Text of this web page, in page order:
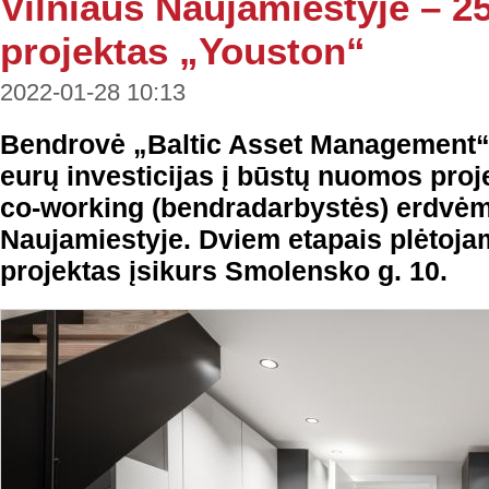
projektas „Youston“
2022-01-28 10:13
Bendrovė „Baltic Asset
eurų investicijas į būstų nuomos
co-working (bendradarbystės)
Naujamiestyje. Dviem etapais
projektas įsikurs Smolensko g. 10.